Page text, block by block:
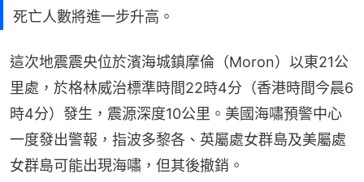
死亡人數將進一步升高。
這次地震震央位於濱海城鎮摩倫（Moron）以東21公
里處，於格林威治標準時間22時4分（香港時間今晨6
時4分）發生，震源深度10公里。美國海嘯預警中心
一度發出警報，指波多黎各、英屬處女群島及美屬處
女群島可能出現海嘯，但其後撤銷。